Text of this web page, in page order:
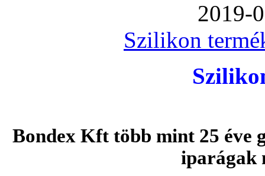
2019-
Szilikon
Bondex Kft több mint 25 éve
iparágak